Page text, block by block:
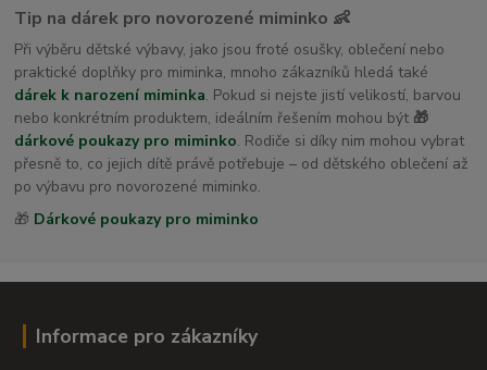
Tip na dárek pro novorozené miminko 👶
Při výběru dětské výbavy, jako jsou froté osušky, oblečení nebo
praktické doplňky pro miminka, mnoho zákazníků hledá také
dárek k narození miminka. Pokud si nejste jistí velikostí, barvou
nebo konkrétním produktem, ideálním řešením mohou být 🎁
dárkové poukazy pro miminko. Rodiče si díky nim mohou vybrat
přesně to, co jejich dítě právě potřebuje – od dětského oblečení až
po výbavu pro novorozené miminko.
🎁 Dárkové poukazy pro miminko
Informace pro zákazníky